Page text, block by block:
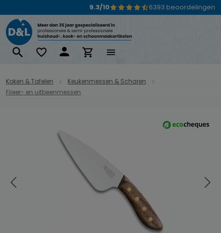
9.3/10 6393 beoordelingen
Koken & Tafelen
Keukenmessen & Scharen
Fileer- en uitbeenmessen
Afbeeldingengalerij overslaan